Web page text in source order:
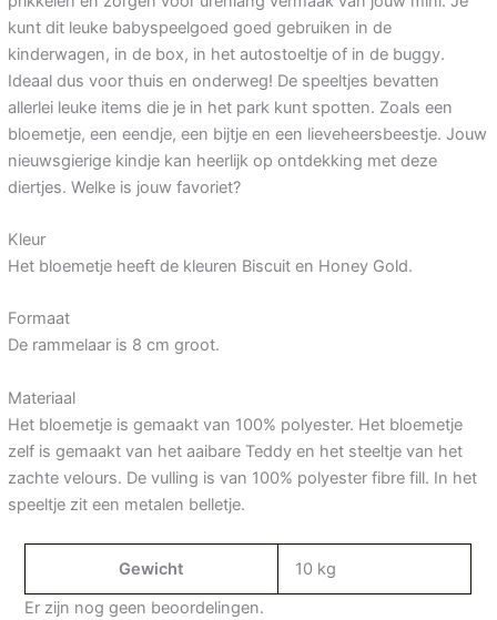
kunt dit leuke babyspeelgoed goed gebruiken in de
kinderwagen, in de box, in het autostoeltje of in de buggy.
Ideaal dus voor thuis en onderweg! De speeltjes bevatten
allerlei leuke items die je in het park kunt spotten. Zoals een
bloemetje, een eendje, een bijtje en een lieveheersbeestje. Jouw
nieuwsgierige kindje kan heerlijk op ontdekking met deze
diertjes. Welke is jouw favoriet?
Kleur
Het bloemetje heeft de kleuren Biscuit en Honey Gold.
Formaat
De rammelaar is 8 cm groot.
Materiaal
Het bloemetje is gemaakt van 100% polyester. Het bloemetje
zelf is gemaakt van het aaibare Teddy en het steeltje van het
zachte velours. De vulling is van 100% polyester fibre fill. In het
speeltje zit een metalen belletje.
Gewicht
10 kg
Er zijn nog geen beoordelingen.